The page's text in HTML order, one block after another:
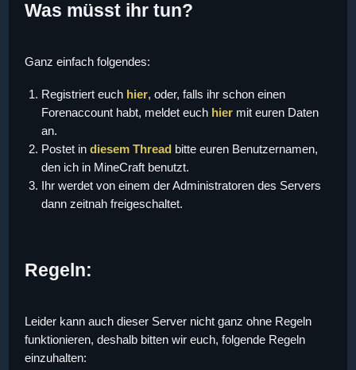
Was müsst ihr tun?
Ganz einfach folgendes:
Registriert euch hier, oder, falls ihr schon einen
Forenaccount habt, meldet euch hier mit euren Daten
an.
Postet in diesem Thread bitte euren Benutzernamen,
den ich in MineCraft benutzt.
Ihr werdet von einem der Administratoren des Servers
dann zeitnah freigeschaltet.
Regeln:
Leider kann auch dieser Server nicht ganz ohne Regeln
funktionieren, deshalb bitten wir euch, folgende Regeln
einzuhalten: